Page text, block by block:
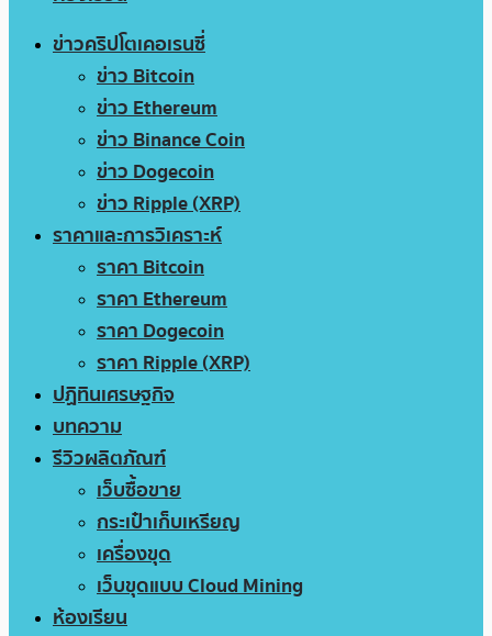
ข่าวคริปโตเคอเรนซี่
ข่าว Bitcoin
ข่าว Ethereum
ข่าว Binance Coin
ข่าว Dogecoin
ข่าว Ripple (XRP)
ราคาและการวิเคราะห์
ราคา Bitcoin
ราคา Ethereum
ราคา Dogecoin
ราคา Ripple (XRP)
ปฏิทินเศรษฐกิจ
บทความ
รีวิวผลิตภัณฑ์
เว็บซื้อขาย
กระเป๋าเก็บเหรียญ
เครื่องขุด
เว็บขุดแบบ Cloud Mining
ห้องเรียน